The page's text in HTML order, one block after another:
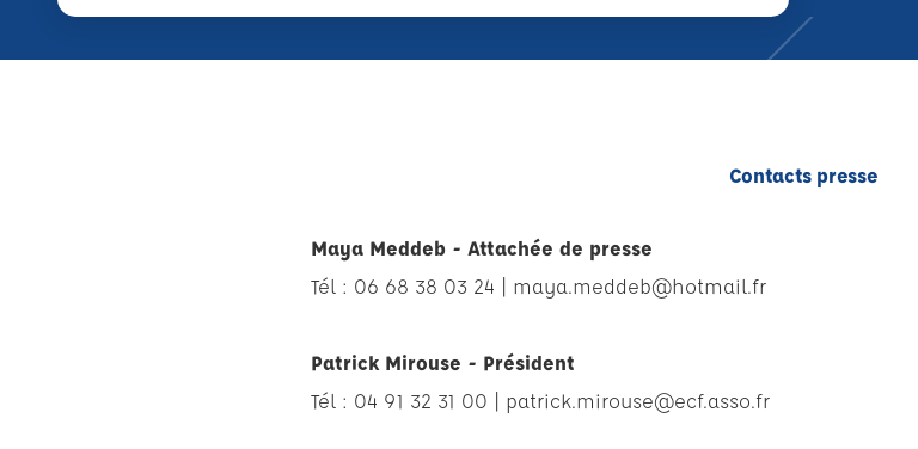
Contacts presse
Maya Meddeb - Attachée de presse
Tél : 06 68 38 03 24 | maya.meddeb@hotmail.fr
Patrick Mirouse - Président
Tél : 04 91 32 31 00 | patrick.mirouse@ecf.asso.fr